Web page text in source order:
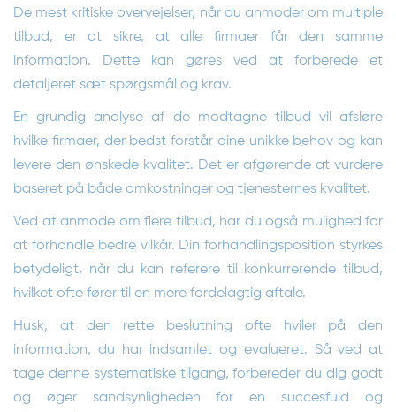
De mest kritiske overvejelser, når du anmoder om multiple
tilbud, er at sikre, at alle firmaer får den samme
information. Dette kan gøres ved at forberede et
detaljeret sæt spørgsmål og krav.
En grundig analyse af de modtagne tilbud vil afsløre
hvilke firmaer, der bedst forstår dine unikke behov og kan
levere den ønskede kvalitet. Det er afgørende at vurdere
baseret på både omkostninger og tjenesternes kvalitet.
Ved at anmode om flere tilbud, har du også mulighed for
at forhandle bedre vilkår. Din forhandlingsposition styrkes
betydeligt, når du kan referere til konkurrerende tilbud,
hvilket ofte fører til en mere fordelagtig aftale.
Husk, at den rette beslutning ofte hviler på den
information, du har indsamlet og evalueret. Så ved at
tage denne systematiske tilgang, forbereder du dig godt
og øger sandsynligheden for en succesfuld og